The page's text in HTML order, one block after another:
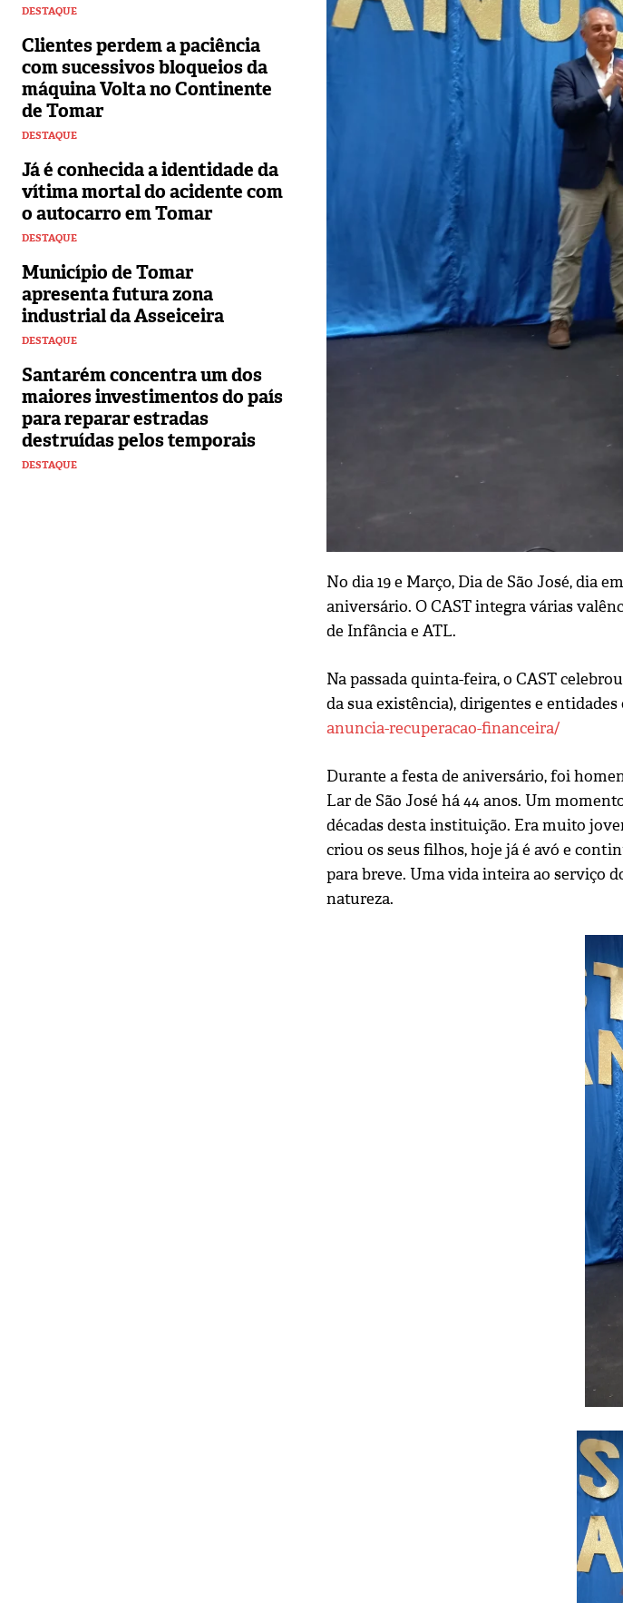
DESTAQUE
Clientes perdem a paciência
com sucessivos bloqueios da
máquina Volta no Continente
de Tomar
DESTAQUE
Já é conhecida a identidade da
vítima mortal do acidente com
o autocarro em Tomar
DESTAQUE
Município de Tomar
apresenta futura zona
industrial da Asseiceira
DESTAQUE
Santarém concentra um dos
maiores investimentos do país
para reparar estradas
destruídas pelos temporais
DESTAQUE
No dia 19 e Março, Dia de São José, dia
aniversário. O CAST integra várias
de Infância e ATL.
Na passada quinta-feira, o CAST
da sua existência), dirigentes e
anuncia-recuperacao-financeira/
Durante a festa de aniversário, foi
Lar de São José há 44 anos. Um
décadas desta instituição. Era muito
criou os seus filhos, hoje já é avó e
para breve. Uma vida inteira ao serviço
natureza.